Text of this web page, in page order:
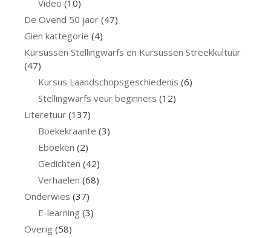
Video (10)
De Ovend 50 jaor (47)
Gien kattegorie (4)
Kursussen Stellingwarfs en Kursussen Streekkultuur
(47)
Kursus Laandschopsgeschiedenis (6)
Stellingwarfs veur beginners (12)
Literetuur (137)
Boekekraante (3)
Eboeken (2)
Gedichten (42)
Verhaelen (68)
Onderwies (37)
E-learning (3)
Overig (58)